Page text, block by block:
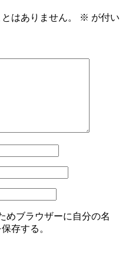
はありません。 ※ が付い
めブラウザーに自分の名
存する。